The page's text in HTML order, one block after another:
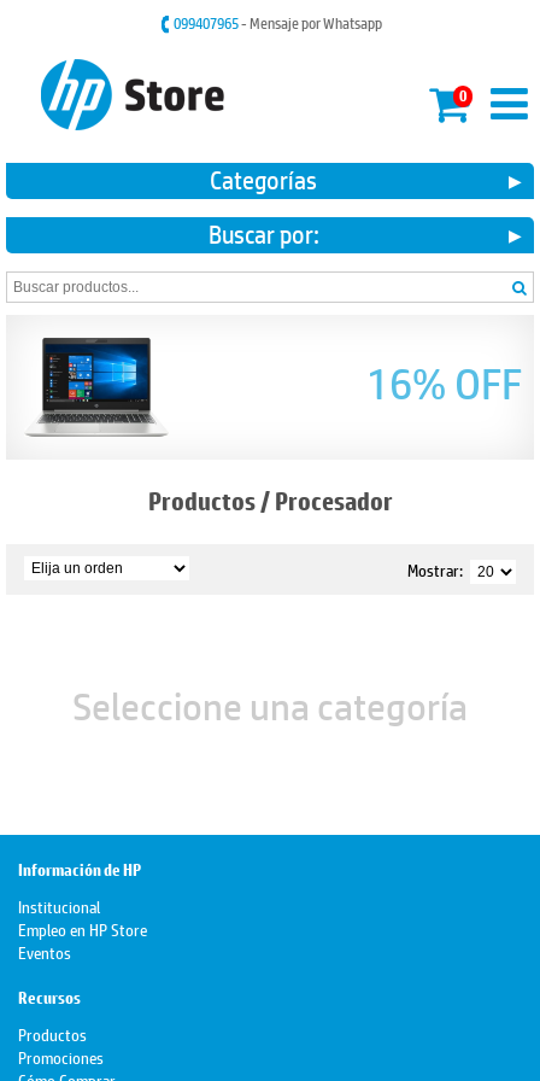
099407965- Mensaje por Whatsapp
0
Categorías
Buscar por:
16% OFF
Productos/Procesador
Mostrar:
Seleccione una categoría
Información de HP
Institucional
Empleo en HP Store
Eventos
Recursos
Productos
Promociones